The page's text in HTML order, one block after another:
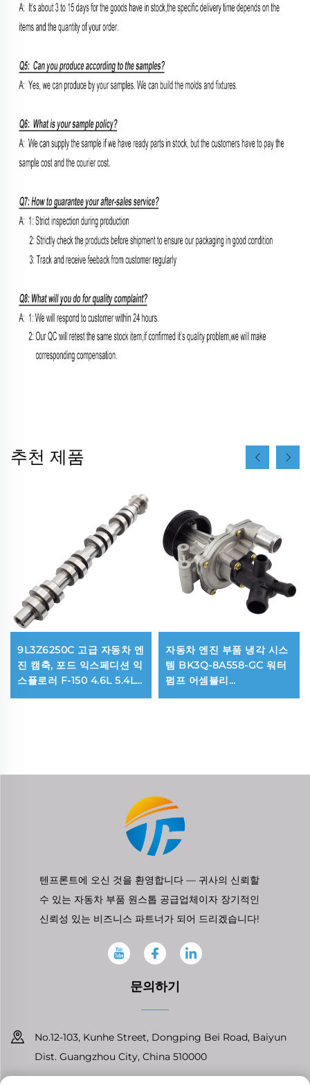
추천 제품
9L3Z6250C 고급 자동차 엔
진 캠축, 포드 익스페디션 익
스플로러 F-150 4.6L 5.4L
자동차 엔진 부품 냉각 시스
템 BK3Q-8A558-GC 워터
펌프 어셈블리
텐프론트에 오신 것을 환영합니다 — 귀사의 신뢰할
수 있는 자동차 부품 원스톱 공급업체이자 장기적인
신뢰성 있는 비즈니스 파트너가 되어 드리겠습니다!
문의하기
No.12-103, Kunhe Street, Dongping Bei Road, Baiyun
Dist. Guangzhou City, China 510000